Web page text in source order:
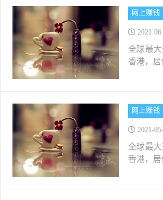
网上赚钱
2021-
全球最大
香港，
网上赚钱
2021-
全球最大
香港，